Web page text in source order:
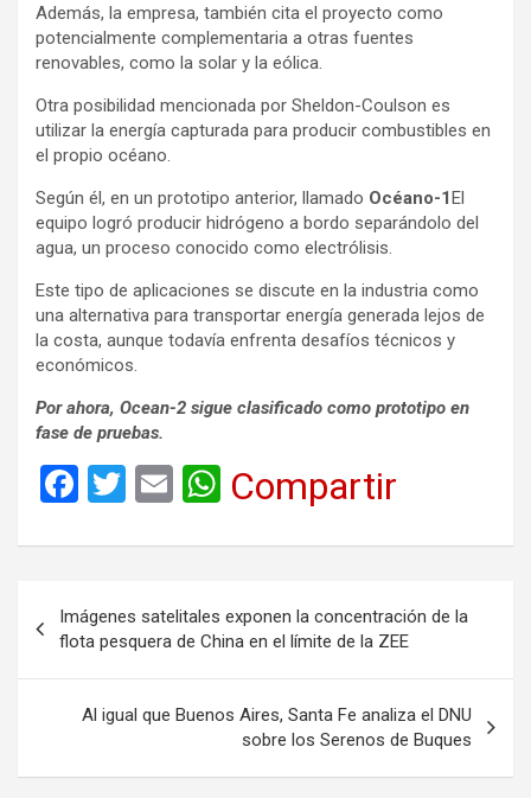
Además, la empresa, también cita el proyecto como
potencialmente complementaria a otras fuentes
renovables, como la solar y la eólica.
Otra posibilidad mencionada por Sheldon-Coulson es
utilizar la energía capturada para producir combustibles en
el propio océano.
Según él, en un prototipo anterior, llamado Océano-1El
equipo logró producir hidrógeno a bordo separándolo del
agua, un proceso conocido como electrólisis.
Este tipo de aplicaciones se discute en la industria como
una alternativa para transportar energía generada lejos de
la costa, aunque todavía enfrenta desafíos técnicos y
económicos.
Por ahora, Ocean-2 sigue clasificado como prototipo en
fase de pruebas.
F
ce
b
o
o
k
T
tt
E
ail
W
at
A
p
p
Compartir
de
entradas
Imágenes satelitales exponen la concentración de la
flota pesquera de China en el límite de la ZEE
Al igual que Buenos Aires, Santa Fe analiza el DNU
sobre los Serenos de Buques